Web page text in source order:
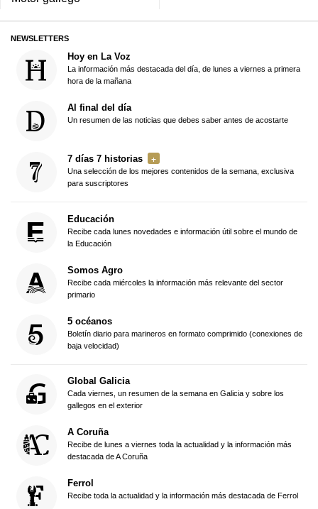
NEWSLETTERS
Hoy en La Voz
La información más destacada del día, de lunes a viernes a primera
hora de la mañana
Al final del día
Un resumen de las noticias que debes saber antes de acostarte
7 días 7 historias
Una selección de los mejores contenidos de la semana, exclusiva
para suscriptores
Educación
Recibe cada lunes novedades e información útil sobre el mundo de
la Educación
Somos Agro
Recibe cada miércoles la información más relevante del sector
primario
5 océanos
Boletín diario para marineros en formato comprimido (conexiones de
baja velocidad)
Global Galicia
Cada viernes, un resumen de la semana en Galicia y sobre los
gallegos en el exterior
A Coruña
Recibe de lunes a viernes toda la actualidad y la información más
destacada de A Coruña
Ferrol
Recibe toda la actualidad y la información más destacada de Ferrol